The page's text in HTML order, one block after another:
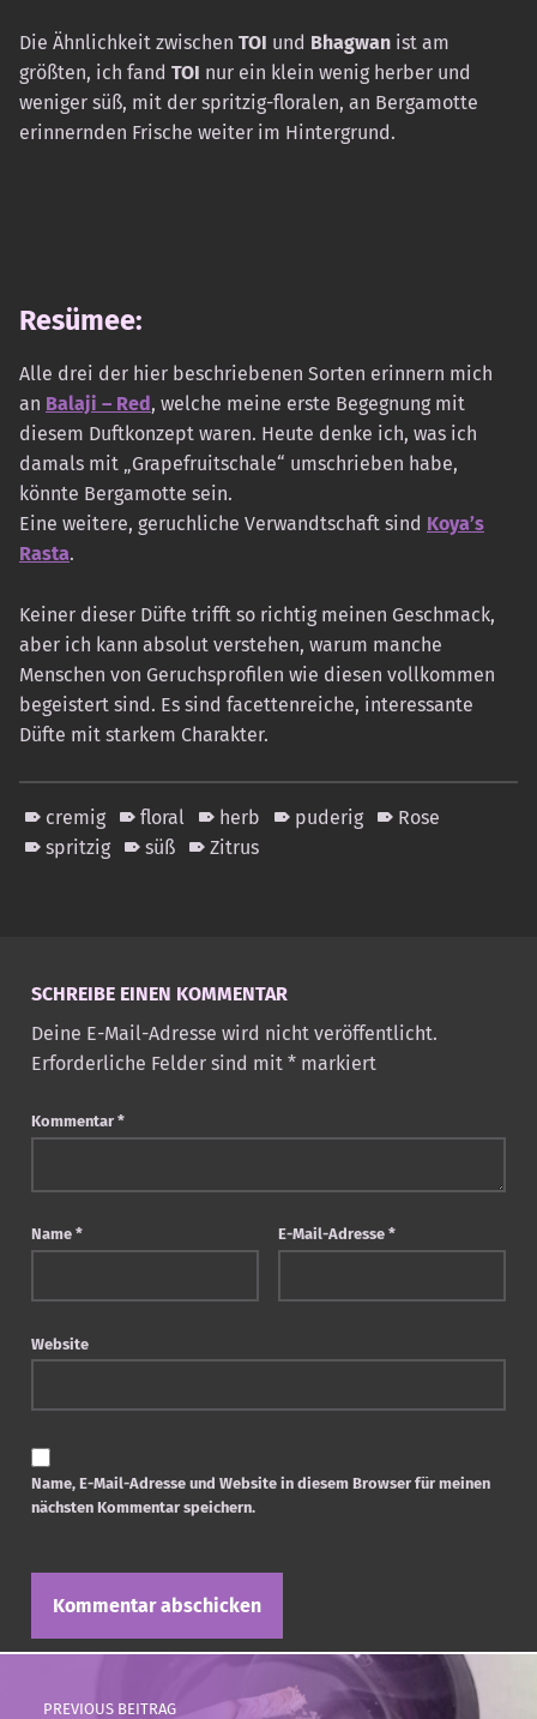
Die Ähnlichkeit zwischen TOI und Bhagwan ist am
größten, ich fand TOI nur ein klein wenig herber und
weniger süß, mit der spritzig-floralen, an Bergamotte
erinnernden Frische weiter im Hintergrund.
Resümee:
Alle drei der hier beschriebenen Sorten erinnern mich
an Balaji – Red, welche meine erste Begegnung mit
diesem Duftkonzept waren. Heute denke ich, was ich
damals mit „Grapefruitschale“ umschrieben habe,
könnte Bergamotte sein.
Eine weitere, geruchliche Verwandtschaft sind Koya’s
Rasta.
Keiner dieser Düfte trifft so richtig meinen Geschmack,
aber ich kann absolut verstehen, warum manche
Menschen von Geruchsprofilen wie diesen vollkommen
begeistert sind. Es sind facettenreiche, interessante
Düfte mit starkem Charakter.
cremig floral herb puderig
Rose
spritzig
süß Zitrus
SCHREIBE EINEN KOMMENTAR
Deine E-Mail-Adresse wird nicht veröffentlicht.
Erforderliche Felder sind mit *markiert
Kommentar *
Name * E-Mail-Adresse *
Website
Name, E-Mail-Adresse und Website in diesem Browser für meinen
nächsten Kommentar speichern.
Post navigation
PREVIOUS BEITRAG